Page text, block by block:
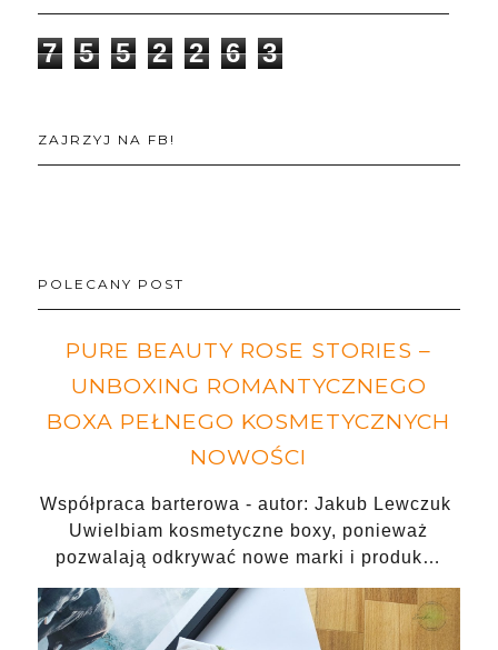
7 5 5 2 2 6 3
ZAJRZYJ NA FB!
POLECANY POST
PURE BEAUTY ROSE STORIES –
UNBOXING ROMANTYCZNEGO
BOXA PEŁNEGO KOSMETYCZNYCH
NOWOŚCI
Współpraca barterowa - autor: Jakub Lewczuk
Uwielbiam kosmetyczne boxy, ponieważ
pozwalają odkrywać nowe marki i produk…